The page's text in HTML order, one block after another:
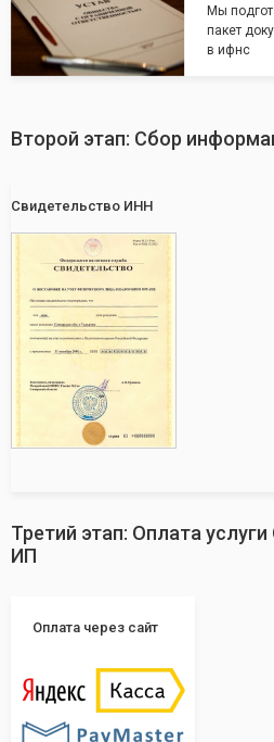
Мы
пакет
в ифнс
Второй этап: Сбор
Свидетельство ИНН
Третий этап: Оплата
ИП
Оплата через сайт